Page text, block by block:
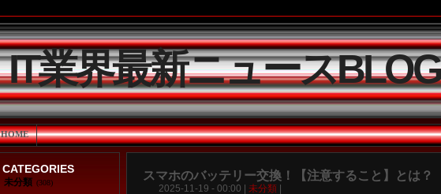
IT業界最新ニュースBLOG
HOME
スマホのバッテリー交換！【注意すること】とは？
2025-11-19 - 00:00 | 未分類
CATEGORIES
未分類 (308)